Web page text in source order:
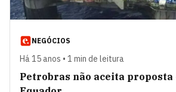
NEGÓCIOS
Há 15 anos • 1 min de leitura
Petrobras não aceita proposta